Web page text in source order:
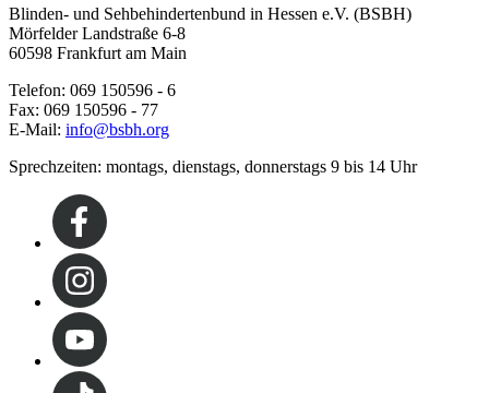
Blinden- und Sehbehindertenbund in Hessen e.V. (BSBH)
Mörfelder Landstraße 6-8
60598 Frankfurt am Main
Telefon: 069 150596 - 6
Fax: 069 150596 - 77
E-Mail: info@bsbh.org
Sprechzeiten: montags, dienstags, donnerstags 9 bis 14 Uhr